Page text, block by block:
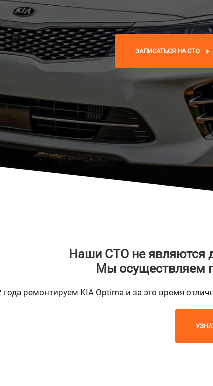
ЗАПИСАТЬСЯ НА СТО
Наши СТО не являются
Мы осуществляем
ремонтируем KIA Optima и за это время